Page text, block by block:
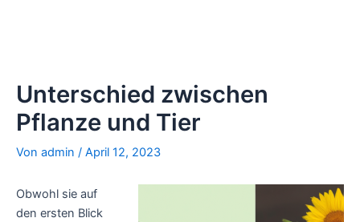
Unterschied zwischen
Pflanze und Tier
Von admin / April 12, 2023
Obwohl sie auf
den ersten Blick